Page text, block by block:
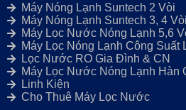
Máy Nóng Lạnh Suntech 2 Vòi
Máy Nóng Lạnh Suntech 3, 4 Vòi
Máy Lọc Nước Nóng Lạnh 5,6
Máy Lọc Nóng Lạnh Công Suất
Lọc Nước RO Gia Đình & CN
Máy Lọc Nước Nóng Lạnh Hàn
Linh Kiện
Cho Thuê Máy Lọc Nước